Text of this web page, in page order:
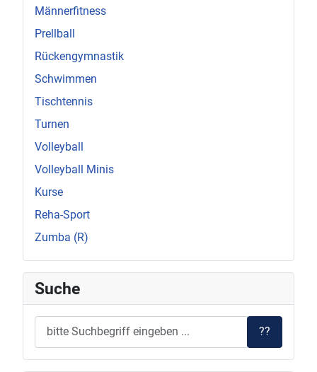
Männerfitness
Prellball
Rückengymnastik
Schwimmen
Tischtennis
Turnen
Volleyball
Volleyball Minis
Kurse
Reha-Sport
Zumba (R)
Suche
??